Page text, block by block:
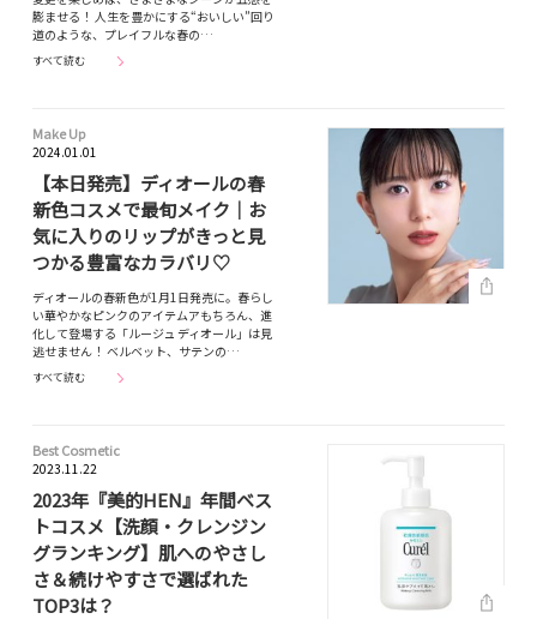
膨ませる！ 人生を豊かにする“おいしい”回り
道のような、プレイフルな春の…
すべて読む
Make Up
2024.01.01
【本日発売】ディオールの春
新色コスメで最旬メイク｜お
気に入りのリップがきっと見
つかる豊富なカラバリ♡
ディオールの春新色が1月1日発売に。春らし
い華やかなピンクのアイテムアもちろん、進
化して登場する「ルージュ ディオール」は見
逃せません！ ベルベット、サテンの…
すべて読む
Best Cosmetic
2023.11.22
2023年『美的HEN』年間ベス
トコスメ【洗顔・クレンジン
グランキング】肌へのやさし
さ＆続けやすさで選ばれた
TOP3は？